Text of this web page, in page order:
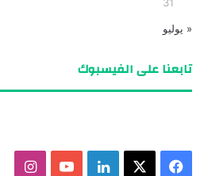
31
« يوليو
تابعنا على الفيسبوك